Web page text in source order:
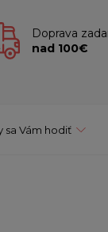
Doprava
nad 100€
sa Vám hodiť